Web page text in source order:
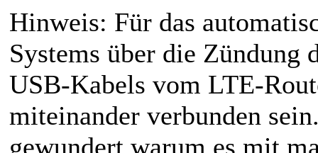
Hinweis: Für das
Systems über die Zündung
USB-Kabels vom LTE-
miteinander verbunden
gewundert warum es mit